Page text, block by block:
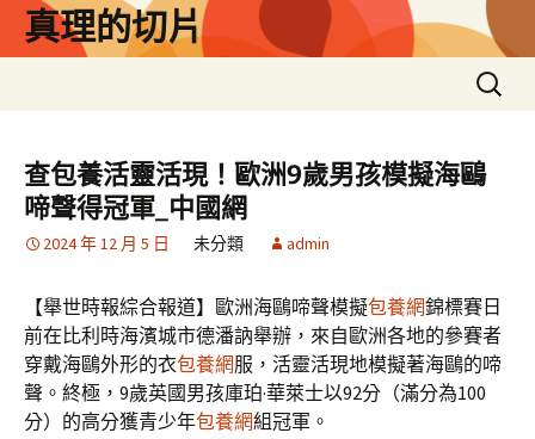
真理的切片
搜
尋
鍵
字:
查包養活靈活現！歐洲9歲男孩模擬海鷗
啼聲得冠軍_中國網
2024 年 12 月 5 日 未分類 admin
【舉世時報綜合報道】歐洲海鷗啼聲模擬包養網錦標賽日
前在比利時海濱城市德潘訥舉辦，來自歐洲各地的參賽者
穿戴海鷗外形的衣包養網服，活靈活現地模擬著海鷗的啼
聲。終極，9歲英國男孩庫珀·華萊士以92分（滿分為100
分）的高分獲青少年包養網組冠軍。